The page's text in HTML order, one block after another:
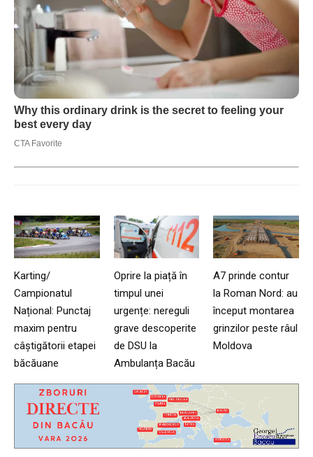
Karting/
Campionatul
Național: Punctaj
maxim pentru
câștigătorii etapei
băcăuane
Oprire la piață în
timpul unei
urgențe: nereguli
grave descoperite
de DSU la
Ambulanța Bacău
A7 prinde contur
la Roman Nord: au
început montarea
grinzilor peste râul
Moldova